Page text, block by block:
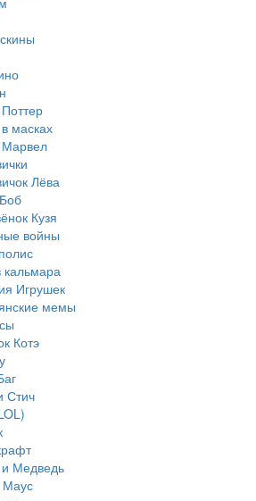
масках
Марвел
Лёва
Кузя
войны
кальмара
Игрушек
мемы
Котэ
Стич
Медведь
Маус